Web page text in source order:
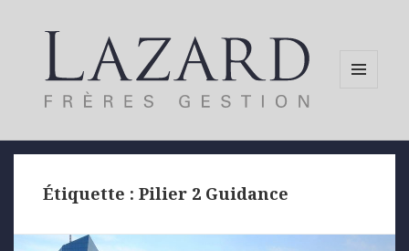
Étiquette :Pilier 2 Guidance